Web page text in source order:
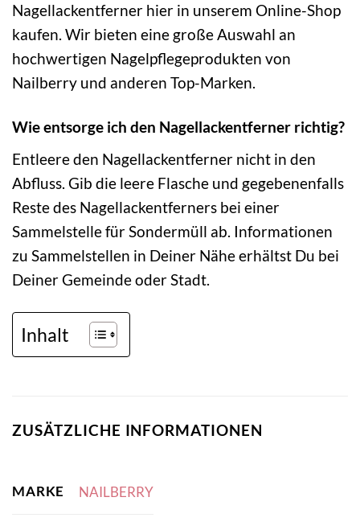
Nagellackentferner hier in unserem Online-Shop
kaufen. Wir bieten eine große Auswahl an
hochwertigen Nagelpflegeprodukten von
Nailberry und anderen Top-Marken.
Wie entsorge ich den Nagellackentferner richtig?
Entleere den Nagellackentferner nicht in den
Abfluss. Gib die leere Flasche und gegebenenfalls
Reste des Nagellackentferners bei einer
Sammelstelle für Sondermüll ab. Informationen
zu Sammelstellen in Deiner Nähe erhältst Du bei
Deiner Gemeinde oder Stadt.
Inhalt
ZUSÄTZLICHE INFORMATIONEN
MARKE NAILBERRY